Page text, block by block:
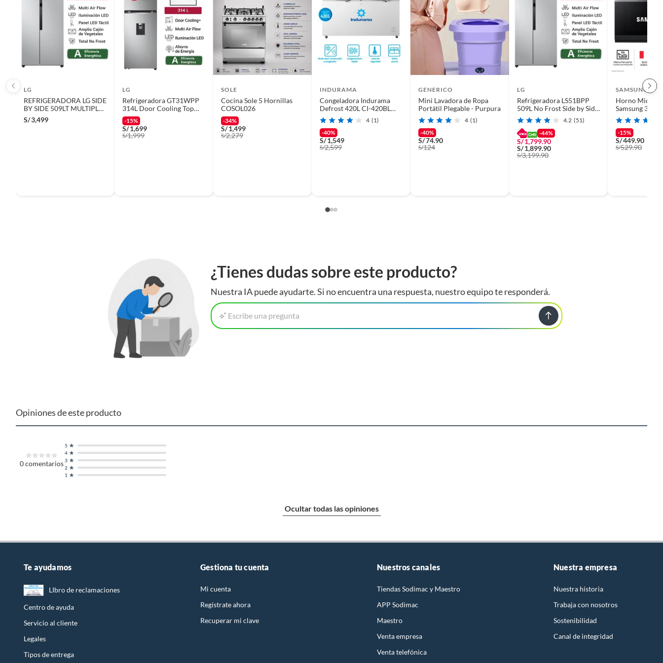
WT23PBVS6
Centrifugado
Encendido electrónico
LG
REFRIGERADORA LG SIDE
BY SIDE 509LT MULTIPLE
FLUJO DE AIRE
PLATEADO LS51BPP
S/3,499
LG
Refrigeradora GT31WPP
314L Door Cooling Top
Mount Plateada LG
-15%
S/1,699
S/1,999
SOLE
Cocina Sole 5 Hornillas
COSOL026
-34%
S/1,499
S/2,279
INDURAMA
Congeladora Indurama
Defrost 420L CI-420BL
Blanco
4 (1)
-40%
S/1,549
S/2,599
GENERICO
Mini Lavadora de Ropa
Portátil Plegable - Purpura
4 (1)
-40%
S/74.90
S/124
LG
Refrigeradora LS51BPP
509L No Frost Side by Side
Plateada LG
4.2 (51)
-44%
S/1,799.90
S/1,899.90
S/3,199.90
SAMSUNG
Horno
Samsung 32L
-15%
S/449.90
S/529.90
¿Tienes dudas sobre este producto?
Nuestra IA puede ayudarte. Si no encuentra una respuesta, nuestro equipo te responderá.
Escribe una pregunta
Opiniones de este producto
0comentarios
1
2
3
4
5
Ocultar todas las opiniones
Te ayudamos
LIbro de reclamaciones
Centro de ayuda
Servicio al cliente
Legales
Tipos de entrega
Gestiona tu cuenta
Mi cuenta
Regístrate ahora
Recuperar mi clave
Nuestros canales
Tiendas Sodimac y Maestro
APP Sodimac
Maestro
Venta empresa
Venta telefónica
Nuestra empresa
Nuestra historia
Trabaja con nosotros
Sostenibilidad
Canal de integridad